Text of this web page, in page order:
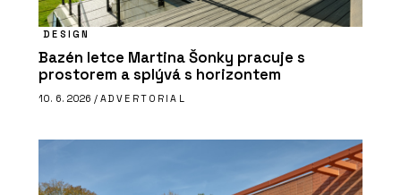
DESIGN
Bazén letce Martina Šonky pracuje s
prostorem a splývá s horizontem
10. 6. 2026 / ADVERTORIAL